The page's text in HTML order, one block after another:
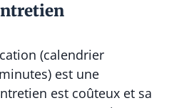
(calendrier
est une
est coûteux et sa